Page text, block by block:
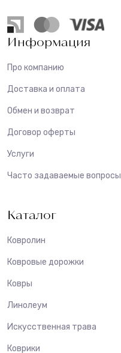
Информация
Про компанию
Доставка и оплата
Обмен и возврат
Договор оферты
Услуги
Часто задаваемые вопросы
Каталог
Ковролин
Ковровые дорожки
Ковры
Линолеум
Искусственная трава
Коврики